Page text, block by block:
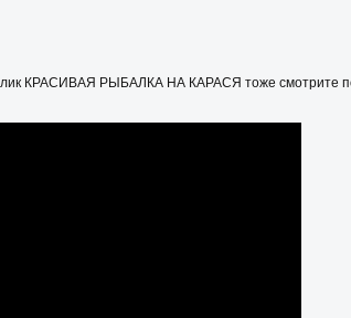
КРАСИВАЯ РЫБАЛКА НА КАРАСЯ тоже смотрите по